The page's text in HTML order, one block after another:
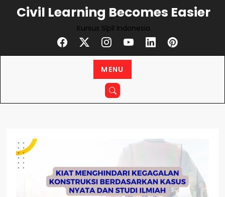
Civil Learning Becomes Easier
Kursus Sipil Indonesia
MENU